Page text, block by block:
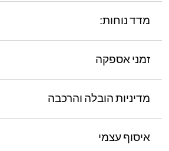
מדד נוחות:
זמני אספקה
מדיניות הובלה והרכבה
איסוף עצמי